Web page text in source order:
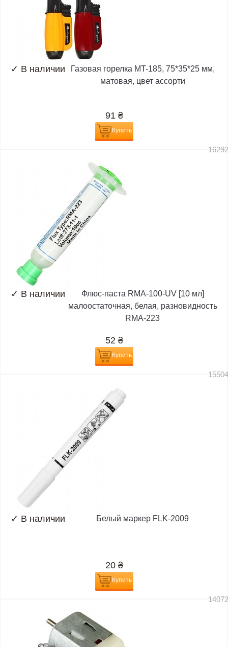
✓ В наличии
Газовая горелка MT-185, 75*35*25 мм,
матовая, цвет ассорти
91 ₴
Купить
✓ В наличии
Флюс-паста RMA-100-UV [10 мл]
малоостаточная, белая, разновидность
RMA-223
52 ₴
Купить
✓ В наличии Белый маркер FLK-2009
20 ₴
Купить